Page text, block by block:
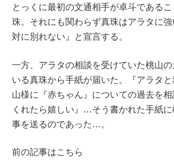
とっくに最初の文通相手が卓斗である
珠。それにも関わらず真珠はアラタに
対に別れない』と宣言する。
一方、アラタの相談を受けていた桃山
いる真珠から手紙が届いた。『アラタ
山様に『赤ちゃん』についての過去を
くれたら嬉しい』…そう書かれた手紙
事を送るのであった…。
前の記事はこちら